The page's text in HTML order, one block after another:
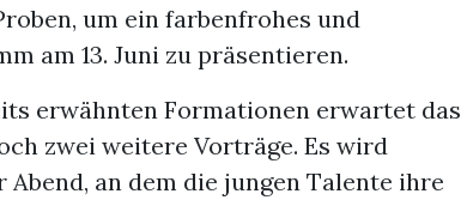
um ein farbenfrohes und
am 13. Juni zu präsentieren.
erwähnten Formationen erwartet das
zwei weitere Vorträge. Es wird
an dem die jungen Talente ihre